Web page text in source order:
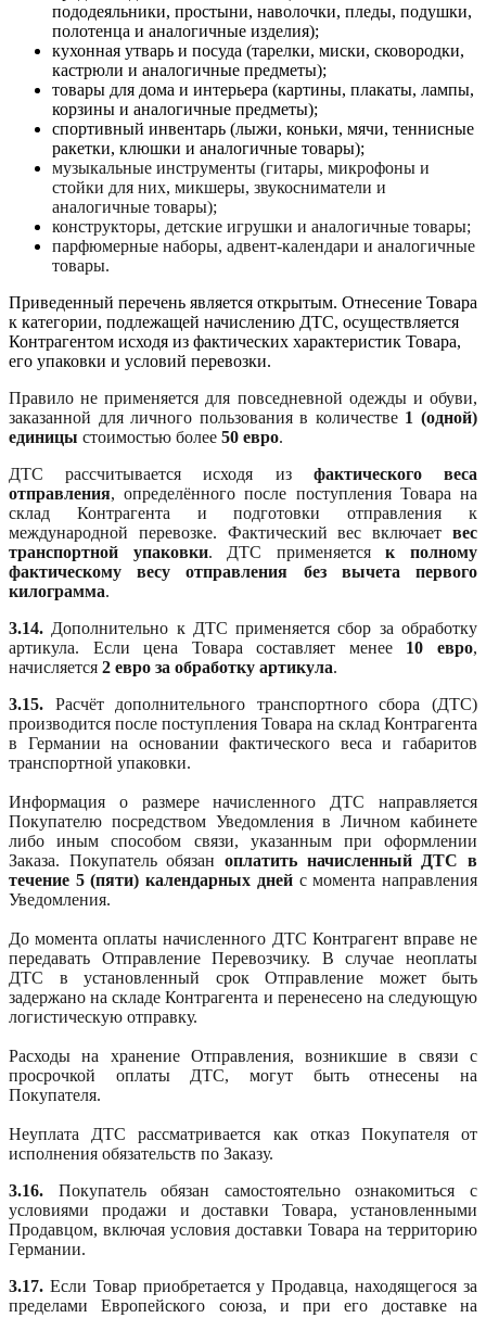
пододеяльники, простыни, наволочки, пледы, подушки,
полотенца и аналогичные изделия);
кухонная утварь и посуда (тарелки, миски, сковородки,
кастрюли и аналогичные предметы);
товары для дома и интерьера (картины, плакаты, лампы,
корзины и аналогичные предметы);
спортивный инвентарь (лыжи, коньки, мячи, теннисные
ракетки, клюшки и аналогичные товары);
музыкальные инструменты (гитары, микрофоны и
стойки для них, микшеры, звукосниматели и
аналогичные товары);
конструкторы, детские игрушки и аналогичные товары;
парфюмерные наборы, адвент-календари и аналогичные
товары.
Приведенный перечень является открытым. Отнесение Товара
к категории, подлежащей начислению ДТС, осуществляется
Контрагентом исходя из фактических характеристик Товара,
его упаковки и условий перевозки.
Правило не применяется для повседневной одежды и обуви,
заказанной для личного пользования в количестве 1 (одной)
единицы стоимостью более 50 евро.
ДТС рассчитывается исходя из фактического веса
отправления, определённого после поступления Товара на
склад Контрагента и подготовки отправления к
международной перевозке. Фактический вес включает вес
транспортной упаковки. ДТС применяетсяк полному
фактическому весу отправления без вычета первого
килограмма.
3.14. Дополнительно к ДТС применяется сбор за обработку
артикула. Если цена Товара составляет менее 10 евро,
начисляется 2 евро за обработку артикула.
3.15. Расчёт дополнительного транспортного сбора (ДТС)
производится после поступления Товара на склад Контрагента
в Германии на основании фактического веса и габаритов
транспортной упаковки.
Информация о размере начисленного ДТС направляется
Покупателю посредством Уведомления в Личном кабинете
либо иным способом связи, указанным при оформлении
Заказа. Покупатель обязан оплатить начисленный ДТС в
течение 5 (пяти) календарных днейс момента направления
Уведомления.
До момента оплаты начисленного ДТС Контрагент вправе не
передавать Отправление Перевозчику. В случае неоплаты
ДТС в установленный срок Отправление может быть
задержано на складе Контрагента и перенесено на следующую
логистическую отправку.
Расходы на хранение Отправления, возникшие в связи с
просрочкой оплаты ДТС, могут быть отнесены на
Покупателя.
Неуплата ДТС рассматривается как отказ Покупателя от
исполнения обязательств по Заказу.
3.16. Покупатель обязан самостоятельно ознакомиться с
условиями продажи и доставки Товара, установленными
Продавцом, включая условия доставки Товара на территорию
Германии.
3.17. Если Товар приобретается у Продавца, находящегося за
пределами Европейского союза, и при его доставке на